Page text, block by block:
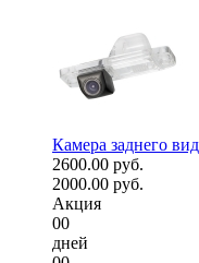
Камера заднего
2600.00 руб.
2000.00 руб.
Акция
00
дней